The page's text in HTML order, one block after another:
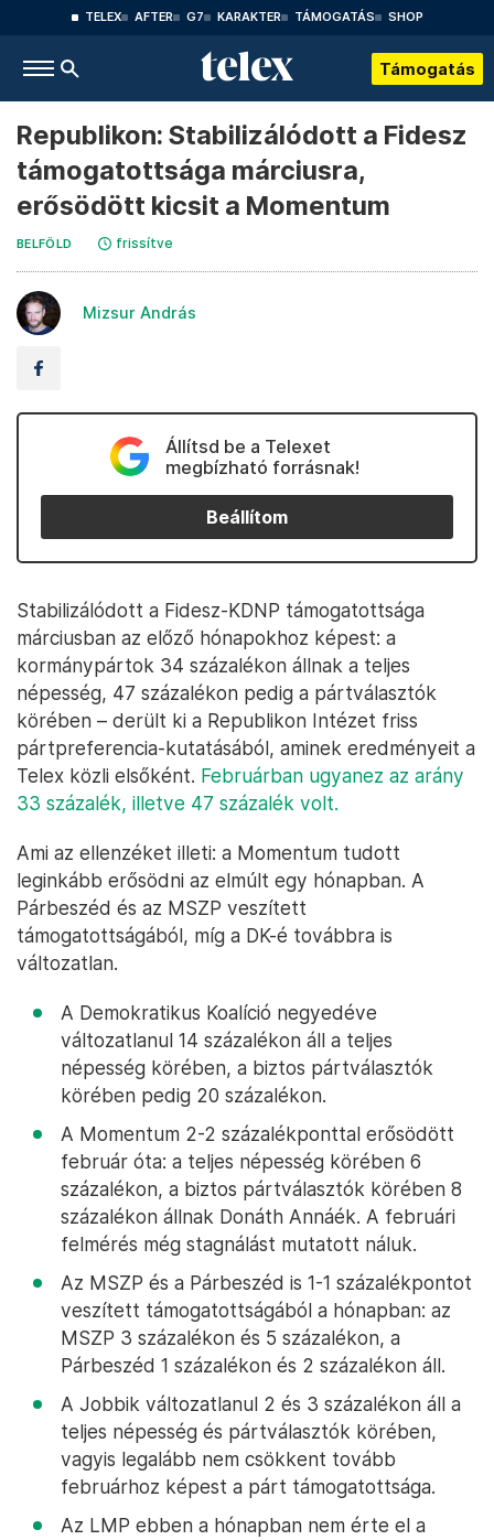
TELEX AFTER G7 KARAKTER TÁMOGATÁS SHOP
Támogatás
Republikon: Stabilizálódott a Fidesz
támogatottsága márciusra,
erősödött kicsit a Momentum
BELFÖLD frissítve
Mizsur András
Állítsd be a Telexet
megbízható forrásnak!
Beállítom
Stabilizálódott a Fidesz-KDNP támogatottsága
márciusban az előző hónapokhoz képest: a
kormánypártok 34 százalékon állnak a teljes
népesség, 47 százalékon pedig a pártválasztók
körében – derült ki a Republikon Intézet friss
pártpreferencia-kutatásából, aminek eredményeit a
Telex közli elsőként. Februárban ugyanez az arány
33 százalék, illetve 47 százalék volt.
Ami az ellenzéket illeti: a Momentum tudott
leginkább erősödni az elmúlt egy hónapban. A
Párbeszéd és az MSZP veszített
támogatottságából, míg a DK-é továbbra is
változatlan.
A Demokratikus Koalíció negyedéve
változatlanul 14 százalékon áll a teljes
népesség körében, a biztos pártválasztók
körében pedig 20 százalékon.
A Momentum 2-2 százalékponttal erősödött
február óta: a teljes népesség körében 6
százalékon, a biztos pártválasztók körében 8
százalékon állnak Donáth Annáék. A februári
felmérés még stagnálást mutatott náluk.
Az MSZP és a Párbeszéd is 1-1 százalékpontot
veszített támogatottságából a hónapban: az
MSZP 3 százalékon és 5 százalékon, a
Párbeszéd 1 százalékon és 2 százalékon áll.
A Jobbik változatlanul 2 és 3 százalékon áll a
teljes népesség és pártválasztók körében,
vagyis legalább nem csökkent tovább
februárhoz képest a párt támogatottsága.
Az LMP ebben a hónapban nem érte el a